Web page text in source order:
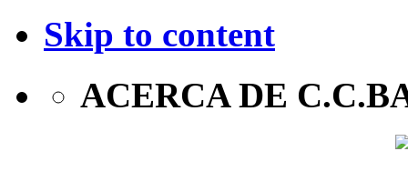
Skip to content
ACERCA DE